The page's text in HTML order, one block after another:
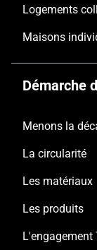
Logements
Maisons
Démarche
Menons la
La circularité
Les matériaux
Les produits
L'engagement